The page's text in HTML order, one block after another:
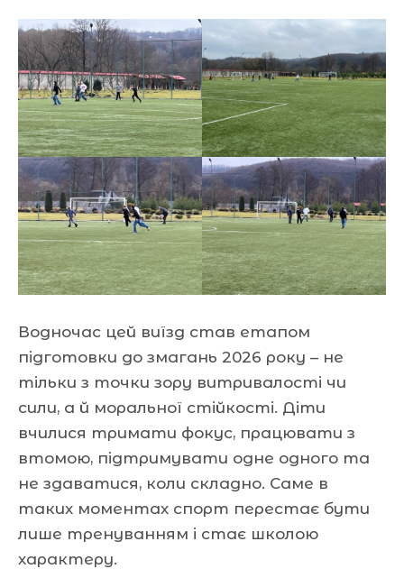
Водночас цей виїзд став етапом
підготовки до змагань 2026 року – не
тільки з точки зору витривалості чи
сили, а й моральної стійкості. Діти
вчилися тримати фокус, працювати з
втомою, підтримувати одне одного та
не здаватися, коли складно. Саме в
таких моментах спорт перестає бути
лише тренуванням і стає школою
характеру.